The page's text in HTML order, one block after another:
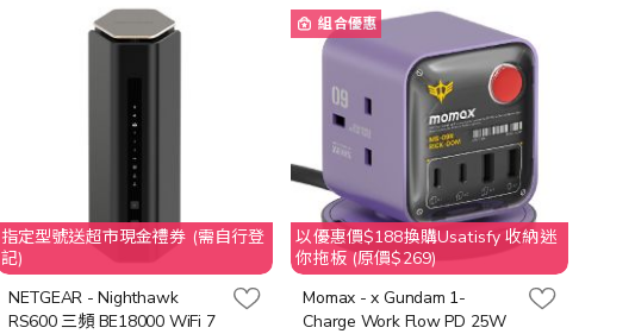
指定型號送超市現金禮券 (需自行登
記)
NETGEAR - Nighthawk
RS600 三頻 BE18000 WiFi 7
組合優惠
以優惠價$188換購Usatisfy 收納迷
你拖板 (原價$269)
Momax - x Gundam 1-
Charge Work Flow PD 25W